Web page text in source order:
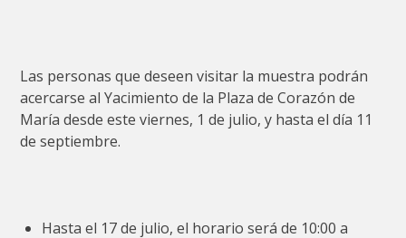
Las personas que deseen visitar la muestra podrán
acercarse al Yacimiento de la Plaza de Corazón de
María desde este viernes, 1 de julio, y hasta el día 11
de septiembre.
Hasta el 17 de julio, el horario será de 10:00 a